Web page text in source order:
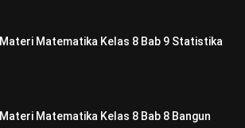
Materi Matematika Kelas 8 Bab 9 Statistika
Materi Matematika Kelas 8 Bab 8 Bangun